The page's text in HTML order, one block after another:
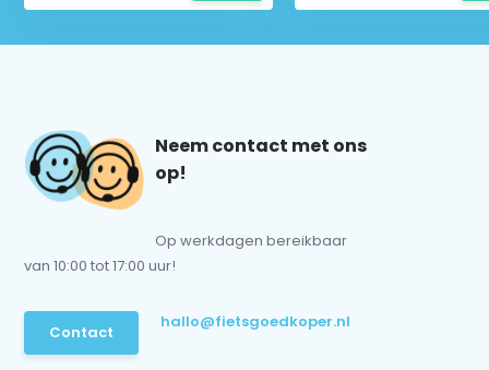
Neem contact met ons
op!
Op werkdagen bereikbaar
van 10:00 tot 17:00 uur!
Contact
hallo@fietsgoedkoper.nl